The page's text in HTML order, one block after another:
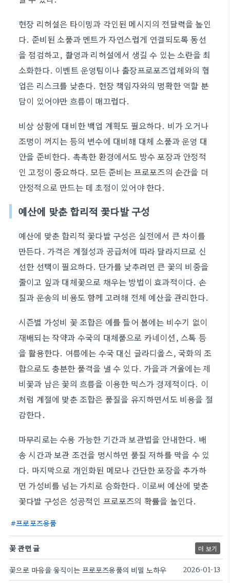
현장 리허설은 타이밍과 각인된 메시지의 전달력을 높인
다. 준비된 소품과 멘트가 자연스럽게 연결되도록 동선
을 점검하고, 촬영과 리허설에서 생길 수 있는 소란을 최
소화한다. 이벤트 운영팀이나 출장프로포즈업체와의 협
업은 리스크를 낮춘다. 현장 책임자와의 명확한 역할 분
담이 있어야만 흐름이 매끄럽다.
비상 상황에 대비한 백업 계획도 필요하다. 비가 오거나
조명이 꺼지는 등의 변수에 대비해 대체 소품과 운영 대
안을 준비한다. 촉촉한 환경에서도 방수 포장과 안정적
인 고정이 중요하다. 모든 준비는 프로포즈의 순간을 더
안정적으로 만드는 데 초점이 있어야 한다.
예산에 맞춘 합리적 꽃다발 구성
예산에 맞춘 합리적 꽃다발 구성은 실전에서 큰 차이를
만든다. 가격은 계절성과 공급처에 따라 달라지므로 신
선한 선택이 필요하다. 단가를 낮추려면 큰 꽃의 비중을
줄이고 잎과 대체꽃으로 채우는 방법이 효과적이다. 손
질과 운송의 비용도 함께 고려해 전체 예산을 관리한다.
시즌별 가성비 꽃 조합은 예를 들어 봄에는 비수기 없이
재배되는 작약과 수국의 대체품으로 카네이션, 스톡 등
을 활용한다. 여름에는 수국 대신 글라디올스, 국화의 조
합으로도 충분한 품격을 낼 수 있다. 가을과 겨울에는 제
비꽃과 남은 꽃의 흐름을 이용한 믹스가 경제적이다. 이
처럼 계절에 맞춘 조합은 품질을 유지하면서도 비용을 절
감한다.
마무리로는 수용 가능한 기간과 보관법을 안내한다. 배
송 시간과 보관 조건을 명시하면 품질 저하를 막을 수 있
다. 마지막으로 개인화된 메모나 간단한 포장을 추가하
면 가성비를 넘는 가치로 승화한다. 이로써 예산에 맞춘
꽃다발 구성은 성공적인 프로포즈의 확률을 높인다.
프로포즈용품
꽃 관련 글 더 보기
꽃으로 마음을 움직이는 프로포즈용품의 비밀 노하우 2026-01-13